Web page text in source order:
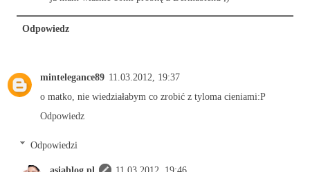
Odpowiedz
mintelegance89 11.03.2012, 19:37
o matko, nie wiedziałabym co zrobić z tyloma cieniami:P
Odpowiedz
Odpowiedzi
asiablog.pl
11.03.2012, 19:46